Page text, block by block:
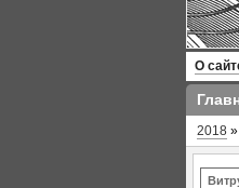
О
2018 »